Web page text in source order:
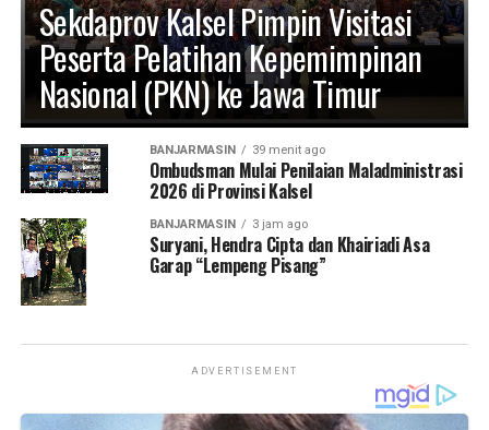
Satpol PP Pemkab Sergai, serta tenaga kesehatan (nakes)
Dinas Kesehatan Sergai. Kolaborasi ini menjadikan Posyan
bukan sekadar pos jaga, melainkan ruang pelayanan yang
humanis dan penuh empati. (Ynr)
Bagikan ke
WhatsApp 0 Facebook
Messenger 0 Twitter/X
Sekdaprov Kalsel Pimpin Visitasi
Peserta Pelatihan Kepemimpinan
Nasional (PKN) ke Jawa Timur
BANJARMASIN 39 menit ago
Ombudsman Mulai Penilaian Maladministrasi
2026 di Provinsi Kalsel
BANJARMASIN 3 jam ago
Suryani, Hendra Cipta dan Khairiadi Asa
Garap “Lempeng Pisang”
ADVERTISEMENT